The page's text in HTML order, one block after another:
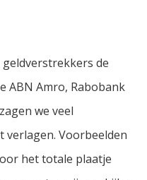
de
ABN Amro, Rabobank
we veel
verlagen. Voorbeelden
het totale plaatje